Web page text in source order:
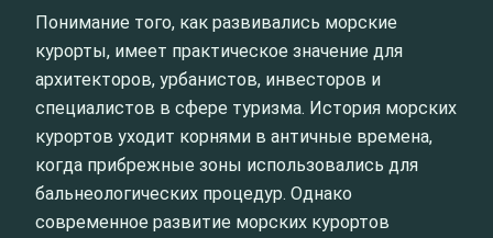
Понимание того, как развивались морские
курорты, имеет практическое значение для
архитекторов, урбанистов, инвесторов и
специалистов в сфере туризма. История морских
курортов уходит корнями в античные времена,
когда прибрежные зоны использовались для
бальнеологических процедур. Однако
современное развитие морских курортов